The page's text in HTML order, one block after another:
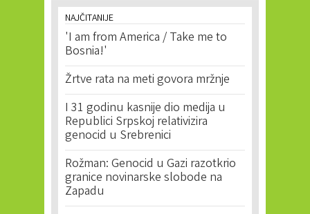
NAJČITANIJE
'I am from America / Take me to
Bosnia!'
Žrtve rata na meti govora mržnje
I 31 godinu kasnije dio medija u
Republici Srpskoj relativizira
genocid u Srebrenici
Rožman: Genocid u Gazi razotkrio
granice novinarske slobode na
Zapadu